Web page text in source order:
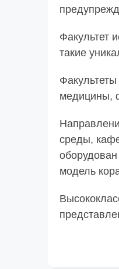
Факультет
такие
медицины,
среды,
модель